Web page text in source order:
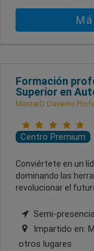
Formación
Superior en
MasterD Davante
Centro Premium
Conviértete en un
dominando las
revolucionar el
Semi-
Impartido en:
otros lugares